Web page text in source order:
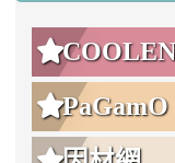
PaGamO